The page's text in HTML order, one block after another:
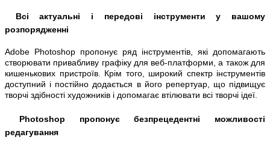
Всі актуальні і передові інструменти у вашому
розпорядженні
Adobe Photoshop пропонує ряд інструментів, які допомагають
створювати привабливу графіку для веб-платформи, а також для
кишенькових пристроїв. Крім того, широкий спектр інструментів
доступний і постійно додається в його репертуар, що підвищує
творчі здібності художників і допомагає втілювати всі творчі ідеї.
Photoshop пропонує безпрецедентні можливості
редагування